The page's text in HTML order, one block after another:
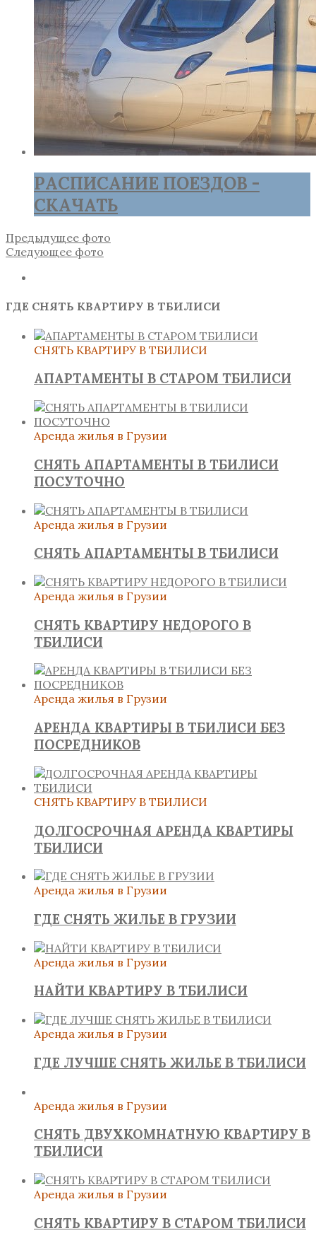
РАСПИСАНИЕ ПОЕЗДОВ -
СКАЧАТЬ
Предыдущее фото
Следующее фото
ГДЕ СНЯТЬ КВАРТИРУ В ТБИЛИСИ
СНЯТЬ КВАРТИРУ В ТБИЛИСИ
АПАРТАМЕНТЫ В СТАРОМ ТБИЛИСИ
Аренда жилья в Грузии
СНЯТЬ АПАРТАМЕНТЫ В ТБИЛИСИ
ПОСУТОЧНО
Аренда жилья в Грузии
СНЯТЬ АПАРТАМЕНТЫ В ТБИЛИСИ
Аренда жилья в Грузии
СНЯТЬ КВАРТИРУ НЕДОРОГО В
ТБИЛИСИ
Аренда жилья в Грузии
АРЕНДА КВАРТИРЫ В ТБИЛИСИ БЕЗ
ПОСРЕДНИКОВ
СНЯТЬ КВАРТИРУ В ТБИЛИСИ
ДОЛГОСРОЧНАЯ АРЕНДА КВАРТИРЫ
ТБИЛИСИ
Аренда жилья в Грузии
ГДЕ СНЯТЬ ЖИЛЬЕ В ГРУЗИИ
Аренда жилья в Грузии
НАЙТИ КВАРТИРУ В ТБИЛИСИ
Аренда жилья в Грузии
ГДЕ ЛУЧШЕ СНЯТЬ ЖИЛЬЕ В ТБИЛИСИ
Аренда жилья в Грузии
СНЯТЬ ДВУХКОМНАТНУЮ КВАРТИРУ В
ТБИЛИСИ
Аренда жилья в Грузии
СНЯТЬ КВАРТИРУ В СТАРОМ ТБИЛИСИ